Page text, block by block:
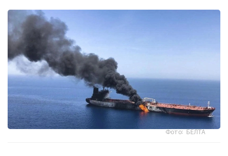
Фото: БЕЛТА